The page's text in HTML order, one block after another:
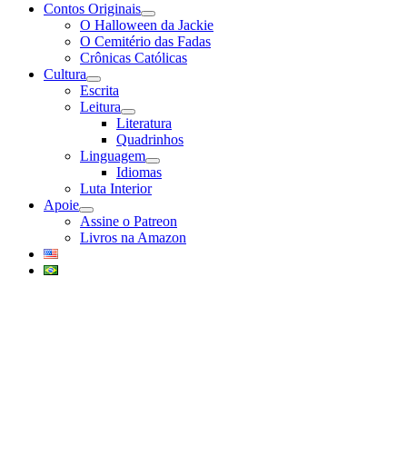
Contos Originais
abrir
submenu
O Halloween da Jackie
O Cemitério das Fadas
Crônicas Católicas
Cultura
abrir
submenu
Escrita
Leitura
abrir
submenu
Literatura
Quadrinhos
Linguagem
abrir
submenu
Idiomas
Luta Interior
Apoie
abrir
submenu
Assine o Patreon
Livros na Amazon